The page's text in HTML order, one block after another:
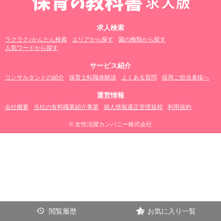
求人検索
ラクラク♪かんたん検索 エリアから探す
園の種類から探す
人気ワードから探す
サービス紹介
コンサルタントの紹介 保育士転職体験談 よくある質問 採用ご担当者様へ
運営情報
会社概要 当社の有料職業紹介事業 個人情報適正管理規程 利用規約
© 女性活躍カンパニー株式会社
閲覧履歴 お気に入り一覧